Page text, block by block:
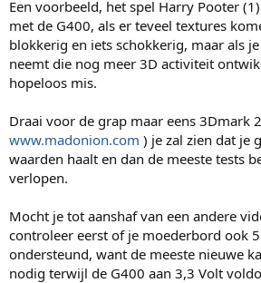
Een voorbeeld, het spel Harry Pooter
met de G400, als er teveel textures
blokkerig en iets schokkerig, maar als
neemt die nog meer 3D activiteit
hopeloos mis.
Draai voor de grap maar eens 3Dmark
www.madonion.com ) je zal zien dat je
waarden haalt en dan de meeste tests
verlopen.
Mocht je tot aanshaf van een andere
controleer eerst of je moederbord ook
ondersteund, want de meeste nieuwe
nodig terwijl de G400 aan 3,3 Volt